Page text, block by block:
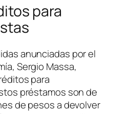
para
anunciadas por el
Sergio Massa,
para
préstamos son de
de pesos a devolver